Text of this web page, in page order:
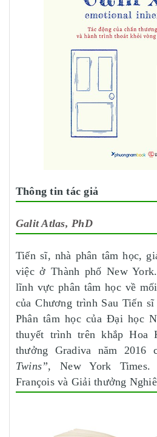
Thông tin tác giả
Galit Atlas, PhD
Tiến sĩ, nhà phân tâm học,
việc ở Thành phố New
lĩnh vực phân tâm học về
của Chương trình Sau Tiến
Phân tâm học của Đại học
thuyết trình trên khắp
thưởng Gradiva năm 2016
Twins”, New York Times.
François và Giải thưởng